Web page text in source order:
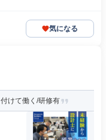
気になる
けて働く/研修有